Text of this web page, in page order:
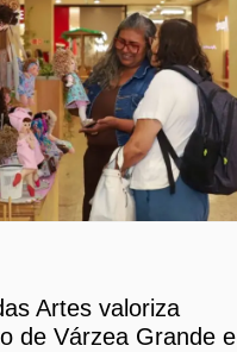
Artes valoriza
de Várzea Grande e